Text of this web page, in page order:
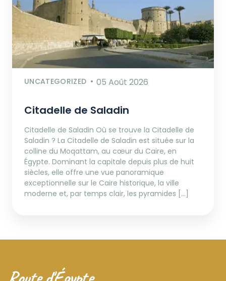
UNCATEGORIZED 05 Août 2026
Citadelle de Saladin
Citadelle de Saladin Où se trouve la Citadelle de
Saladin ? La Citadelle de Saladin est située sur la
colline du Moqattam, au cœur du Caire, en
Égypte. Dominant la capitale depuis plus de huit
siècles, elle offre une vue panoramique
exceptionnelle sur le Caire historique, la ville
moderne et, par temps clair, les pyramides […]